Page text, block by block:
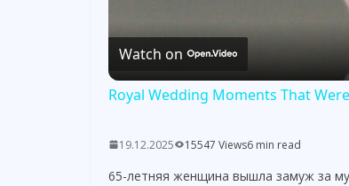
Watch on
Royal Wedding Moments That
19.12.2025 15547 Views6 min read
65-летняя женщина вышла замуж за